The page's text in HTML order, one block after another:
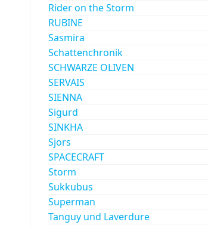
Rider on the Storm
RUBINE
Sasmira
Schattenchronik
SCHWARZE OLIVEN
SERVAIS
SIENNA
Sigurd
SINKHA
Sjors
SPACECRAFT
Storm
Sukkubus
Superman
Tanguy und Laverdure